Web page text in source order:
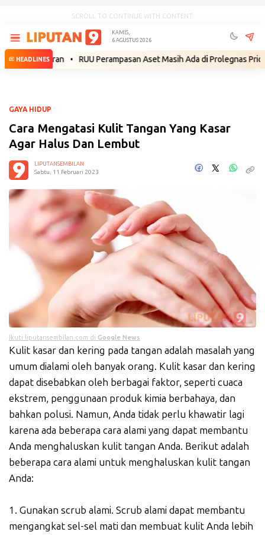
SCROLL TO CONTINUE WITH CONTENT
KAMIS,
6 AGUSTUS 2026
HEADLINES
Gibran • RUU Perampasan Aset Masih Ada di Prolegnas Prioritas
GAYA HIDUP
Cara Mengatasi Kulit Tangan Yang Kasar
Agar Halus Dan Lembut
LIPUTANSEMBILAN
Sabtu, 11 Februari 2023
Ikuti liputansembilan.com di Google News
Kulit kasar dan kering pada tangan adalah masalah yang
umum dialami oleh banyak orang. Kulit kasar dan kering
dapat disebabkan oleh berbagai faktor, seperti cuaca
ekstrem, penggunaan produk kimia berbahaya, dan
bahkan polusi. Namun, Anda tidak perlu khawatir lagi
karena ada beberapa cara alami yang dapat membantu
Anda menghaluskan kulit tangan Anda. Berikut adalah
beberapa cara alami untuk menghaluskan kulit tangan
Anda:
1. Gunakan scrub alami. Scrub alami dapat membantu
mengangkat sel-sel mati dan membuat kulit Anda lebih